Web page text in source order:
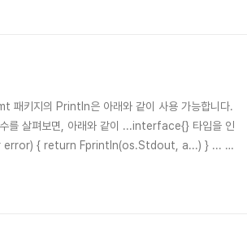
패키지의 Println은 아래와 같이 사용 가능합니다.
살펴보면, 아래와 같이 ...interface{} 타입을 인
error) { return Fprintln(os.Stdout, a...) } ... 키